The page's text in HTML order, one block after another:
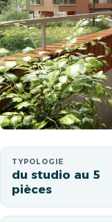
TYPOLOGIE
du studio au 5
pièces